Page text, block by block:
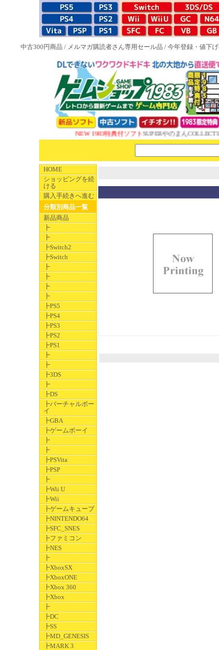
中古300円商品 / メルマガ購読者さん専用セール品 / 今年登録・値下
NEW 1983特典付ソフトSUPERやのまんCOLLECTION
HOME
ショッピングを続
ける
購入手続きへ進む
分類別商品一覧
新品商品
┣
┣
┣Switch2
┣Switch
┣
┣
┣
┣
┣PS5
┣PS4
┣PS3
┣PS2
┣PS1
┣
┣
┣3DS
┣
┣DS
┣バーチャルボー
イ
┣GBA
┣ゲームボーイ
┣
┣
┣PSVita
┣PSP
┣
┣Wii U
┣Wii
┣ゲームキューブ
┣NINTENDO64
┣SFC_SNES
┣ファミコン
┣NES
┣
┣XboxSX
┣XboxONE
┣Xbox 360
┣Xbox
┣
┣DC
┣SS
┣MD_GENESIS
┣MARK 3